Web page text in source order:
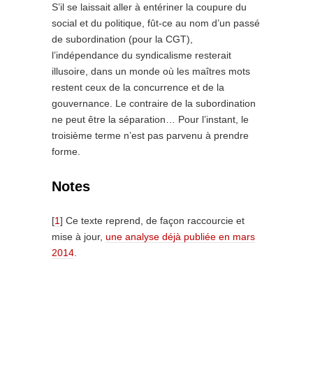
S’il se laissait aller à entériner la coupure du
social et du politique, fût-ce au nom d’un passé
de subordination (pour la CGT),
l’indépendance du syndicalisme resterait
illusoire, dans un monde où les maîtres mots
restent ceux de la concurrence et de la
gouvernance. Le contraire de la subordination
ne peut être la séparation… Pour l’instant, le
troisième terme n’est pas parvenu à prendre
forme.
Notes
[1] Ce texte reprend, de façon raccourcie et
mise à jour, une analyse déjà publiée en mars
2014